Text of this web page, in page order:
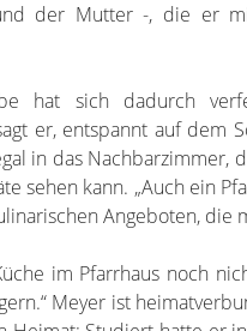
der Mutter -, die er
hat sich dadurch
er, entspannt auf dem
in das
sehen kann. „Auch ein
Angeboten, die
im Pfarrhaus noch
Meyer ist